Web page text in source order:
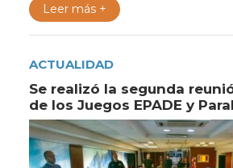
Leer más +
ACTUALIDAD
Se realizó la segunda
de los Juegos EPADE y